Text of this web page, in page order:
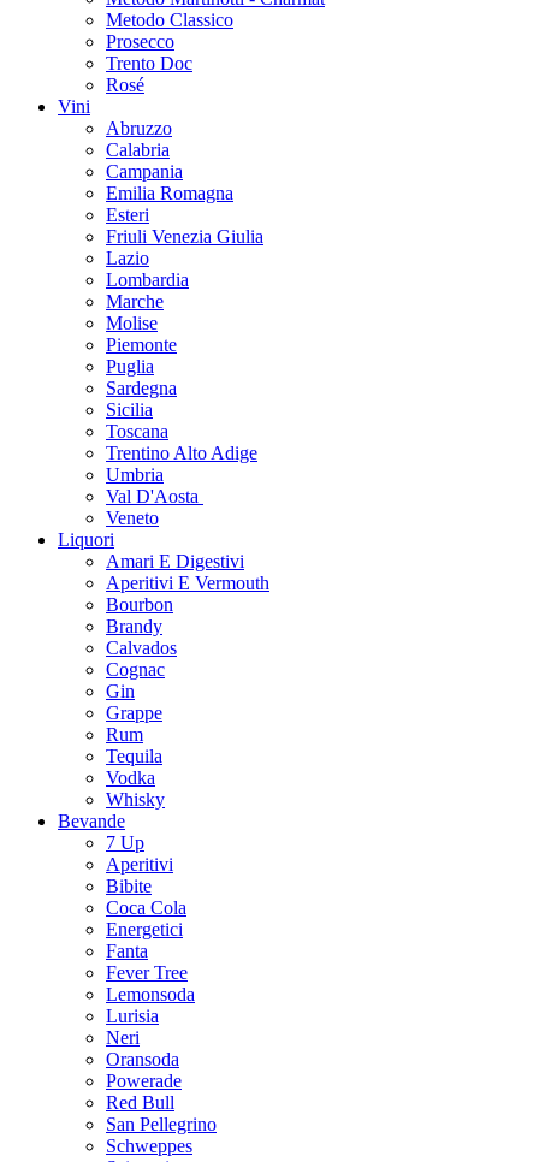
Metodo Classico
Prosecco
Trento Doc
Rosé
Vini
Abruzzo
Calabria
Campania
Emilia Romagna
Esteri
Friuli Venezia Giulia
Lazio
Lombardia
Marche
Molise
Piemonte
Puglia
Sardegna
Sicilia
Toscana
Trentino Alto Adige
Umbria
Val D'Aosta
Veneto
Liquori
Amari E Digestivi
Aperitivi E Vermouth
Bourbon
Brandy
Calvados
Cognac
Gin
Grappe
Rum
Tequila
Vodka
Whisky
Bevande
7 Up
Aperitivi
Bibite
Coca Cola
Energetici
Fanta
Fever Tree
Lemonsoda
Lurisia
Neri
Oransoda
Powerade
Red Bull
San Pellegrino
Schweppes